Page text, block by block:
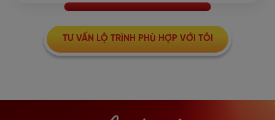
TƯ VẤN LỘ TRÌNH PHÙ HỢP VỚI TÔI